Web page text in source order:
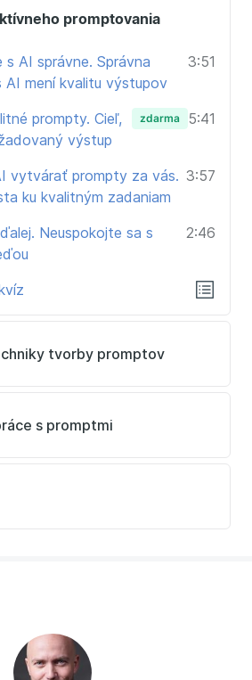
môžete vyskúšať v rôznych
ktorí chcú pochopiť základy
s AI
posunúť svoje skúsenosti s AI
chcú pracovať s AI
môže výrazne zlepšiť vašu
promptovania
s AI správne. Správna
AI mení kvalitu výstupov
3:51
prompty. Cieľ,
výstup
zdarma 5:41
vytvárať prompty za vás.
ku kvalitným zadaniam
3:57
Neuspokojte sa s
2:46
tvorby promptov
s promptmi